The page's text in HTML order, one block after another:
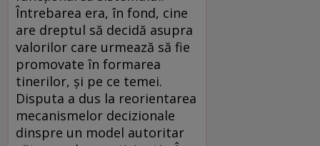
Întrebarea era, în fond, cine
are dreptul să decidă asupra
valorilor care urmează să fie
promovate în formarea
tinerilor, şi pe ce temei.
Disputa a dus la reorientarea
mecanismelor decizionale
dinspre un model autoritar